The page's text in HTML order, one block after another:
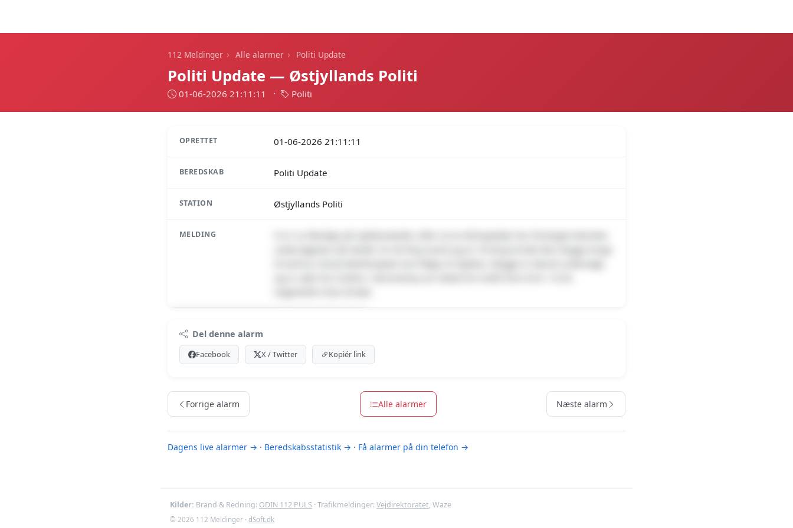
112 Meldinger › Alle alarmer › Politi Update
Politi Update — Østjyllands Politi
01-06-2026 21:11:11 · Politi
OPRETTET 01-06-2026 21:11:11
BEREDSKAB Politi Update
STATION Østjyllands Politi
MELDING
Premium indhold
Log ind med Premium for at se meldingen.
Se Premium-muligheder
Del denne alarm
Facebook X / Twitter Kopiér link
Forrige alarm Alle alarmer Næste alarm
Dagens live alarmer → · Beredskabsstatistik → · Få alarmer på din telefon →
Kilder: Brand & Redning: ODIN 112 PULS · Trafikmeldinger:Vejdirektoratet, Waze
© 2026 112 Meldinger · dSoft.dk